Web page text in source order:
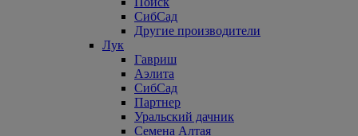
СибСад
Другие производители
Лук
Гавриш
Аэлита
СибСад
Партнер
Уральский дачник
Семена Алтая